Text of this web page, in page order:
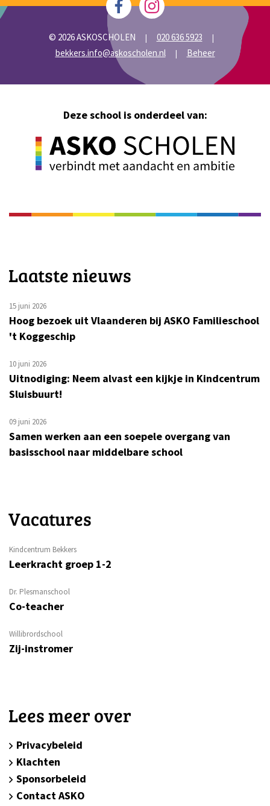
© 2026 ASKOSCHOLEN | 020 636 5923 |
bekkers.info@askoscholen.nl | Beheer
Deze school is onderdeel van:
Laatste nieuws
15 juni 2026
Hoog bezoek uit Vlaanderen bij ASKO Familieschool
't Koggeschip
10 juni 2026
Uitnodiging: Neem alvast een kijkje in Kindcentrum
Sluisbuurt!
09 juni 2026
Samen werken aan een soepele overgang van
basisschool naar middelbare school
Vacatures
Kindcentrum Bekkers
Leerkracht groep 1-2
Dr. Plesmanschool
Co-teacher
Willibrordschool
Zij-instromer
Lees meer over
Privacybeleid
Klachten
Sponsorbeleid
Contact ASKO